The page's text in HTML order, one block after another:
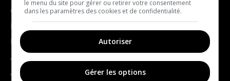
Géographie
Europe
Amériques
Asie
le menu du site pour gérer ou retirer votre consentement
dans les paramètres des cookies et de confidentialité.
Autoriser
Gérer les options